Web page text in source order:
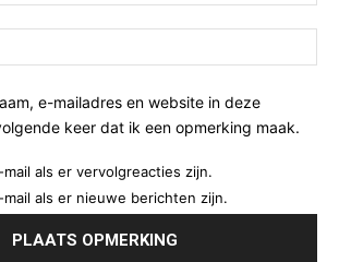
e-mailadres en website in deze
keer dat ik een opmerking maak.
als er vervolgreacties zijn.
als er nieuwe berichten zijn.